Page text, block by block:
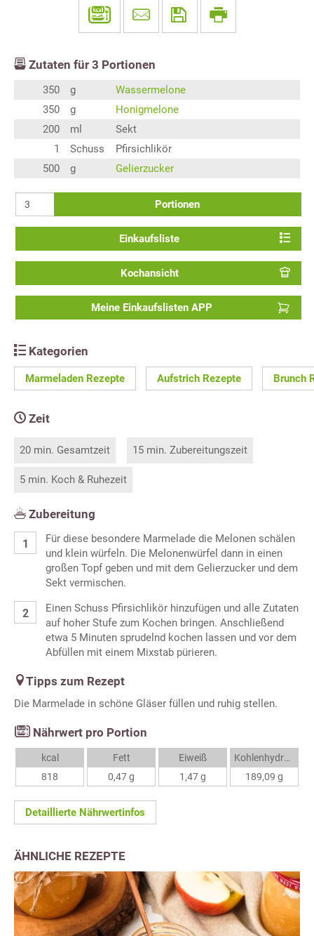
Zutaten für 3 Portionen
350 g
Wassermelone
350
g
Honigmelone
200
ml
Sekt
1
Schuss
Pfirsichlikör
500
g Gelierzucker
Portionen
Einkaufsliste
Kochansicht
Meine Einkaufslisten APP
Kategorien
Marmeladen Rezepte Aufstrich Rezepte Brunch
Zeit
20 min. Gesamtzeit 15 min. Zubereitungszeit
5 min. Koch & Ruhezeit
Zubereitung
Für diese besondere Marmelade die Melonen schälen
und klein würfeln. Die Melonenwürfel dann in einen
großen Topf geben und mit dem Gelierzucker und dem
Sekt vermischen.
Einen Schuss Pfirsichlikör hinzufügen und alle Zutaten
auf hoher Stufe zum Kochen bringen. Anschließend
etwa 5 Minuten sprudelnd kochen lassen und vor dem
Abfüllen mit einem Mixstab pürieren.
Tipps zum Rezept
Die Marmelade in schöne Gläser füllen und ruhig stellen.
Nährwert pro Portion
kcal
818
Fett
0,47 g
Eiweiß
1,47 g
Kohlenhydrate
189,09 g
Detaillierte Nährwertinfos
ÄHNLICHE REZEPTE